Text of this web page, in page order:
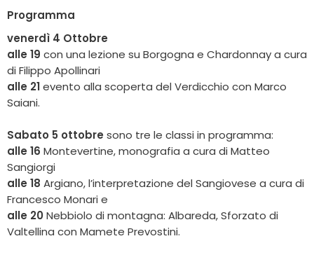
Programma
venerdì 4 Ottobre
alle 19 con una lezione su Borgogna e Chardonnay a cura
di Filippo Apollinari
alle 21evento alla scoperta del Verdicchio con Marco
Saiani.
Sabato 5 ottobre sono tre le classi in programma:
alle 16 Montevertine, monografia a cura di Matteo
Sangiorgi
alle 18 Argiano, l’interpretazione del Sangiovese a cura di
Francesco Monari e
alle 20Nebbiolo di montagna: Albareda, Sforzato di
Valtellina con Mamete Prevostini.